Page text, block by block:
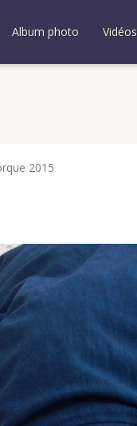
Album photo Vidéos
2015